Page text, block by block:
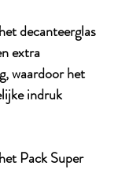
decanteerglas
extra
, waardoor het
indruk
Pack Super